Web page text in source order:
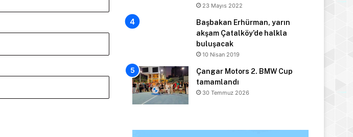
23 Mayıs 2022
Başbakan Erhürman, yarın
akşam Çatalköy’de halkla
buluşacak
10 Nisan 2019
Çangar Motors 2. BMW Cup
tamamlandı
30 Temmuz 2026